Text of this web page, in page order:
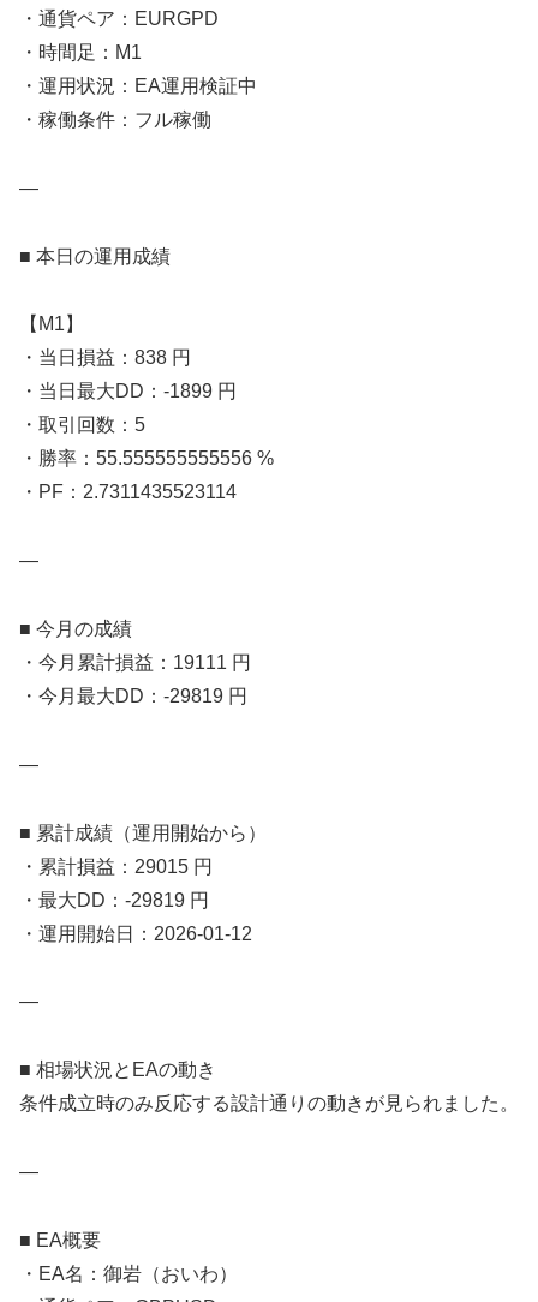
・通貨ペア：EURGPD
・時間足：M1
・運用状況：EA運用検証中
・稼働条件：フル稼働
—
■ 本日の運用成績
【M1】
・当日損益：838 円
・当日最大DD：-1899 円
・取引回数：5
・勝率：55.555555555556 %
・PF：2.7311435523114
—
■ 今月の成績
・今月累計損益：19111 円
・今月最大DD：-29819 円
—
■ 累計成績（運用開始から）
・累計損益：29015 円
・最大DD：-29819 円
・運用開始日：2026-01-12
—
■ 相場状況とEAの動き
条件成立時のみ反応する設計通りの動きが見られました。
—
■ EA概要
・EA名：御岩（おいわ）